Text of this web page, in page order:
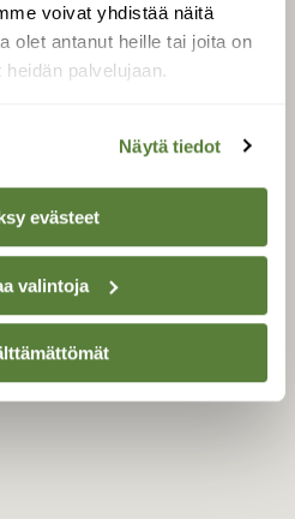
voivat yhdistää näitä
olet antanut heille tai joita on
palvelujaan.
Näytä tiedot
evästeet
valintoja
Uusin lehti
Tilaa Suomen Luonto
Tilaa digilukuoikeus
Tilaa uutiskirje
SUOJELU­LIITTO
kustantaja on
luonnonsuojelu­liitto.